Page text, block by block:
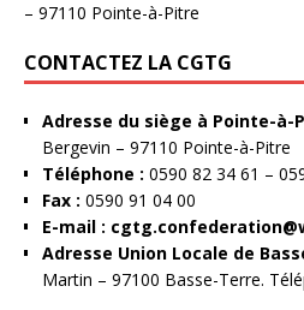
– 97110 Pointe-à-Pitre
CONTACTEZ LA CGTG
Adresse du siège à Pointe-à-
Bergevin – 97110 Pointe-à-Pitre
Téléphone : 0590 82 34 61 –
Fax : 0590 91 04 00
E-mail :
Adresse Union Locale de
Martin – 97100 Basse-Terre.